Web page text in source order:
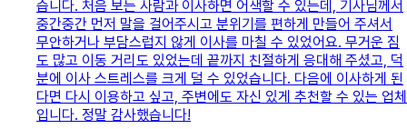
습니다. 처음 보는 사람과 이사하면 어색할 수 있는데, 기사님께서
중간중간 먼저 말을 걸어주시고 분위기를 편하게 만들어 주셔서
무안하거나 부담스럽지 않게 이사를 마칠 수 있었어요. 무거운 짐
도 많고 이동 거리도 있었는데 끝까지 친절하게 응대해 주셨고, 덕
분에 이사 스트레스를 크게 덜 수 있었습니다. 다음에 이사하게 된
다면 다시 이용하고 싶고, 주변에도 자신 있게 추천할 수 있는 업체
입니다. 정말 감사했습니다!